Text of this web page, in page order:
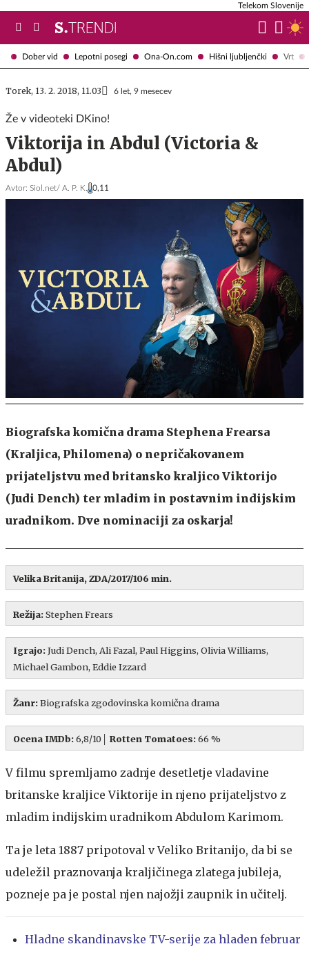
Dober vid Lepotni posegi Ona-On.com Hišni ljubljenčki Vrt
Telekom Slovenije
Torek, 13. 2. 2018, 11.03 6 let, 9 mesecev
Že v videoteki DKino!
Viktorija in Abdul (Victoria &
Abdul)
Avtor: Siol.net/ A. P. K. 0,11
Biografska komična drama Stephena Frearsa
(Kraljica, Philomena) o nepričakovanem
prijateljstvu med britansko kraljico Viktorijo
(Judi Dench) ter mladim in postavnim indijskim
uradnikom. Dve nominaciji za oskarja!
Velika Britanija, ZDA/2017/106 min.
Režija:Stephen Frears
Igrajo:Judi Dench, Ali Fazal, Paul Higgins, Olivia Williams,
Michael Gambon, Eddie Izzard
Žanr:Biografska zgodovinska komična drama
Ocena IMDb:6,8/10│ Rotten Tomatoes:66 %
V filmu spremljamo zadnje desetletje vladavine
britanske kraljice Viktorije in njeno prijateljstvo z
mladim indijskim uradnikom Abdulom Karimom.
Ta je leta 1887 pripotoval v Veliko Britanijo, da bi se
udeležil praznovanja kraljičinega zlatega jubileja,
pozneje pa je postal njen najožji zaupnik in učitelj.
Hladne skandinavske TV-serije za hladen februar